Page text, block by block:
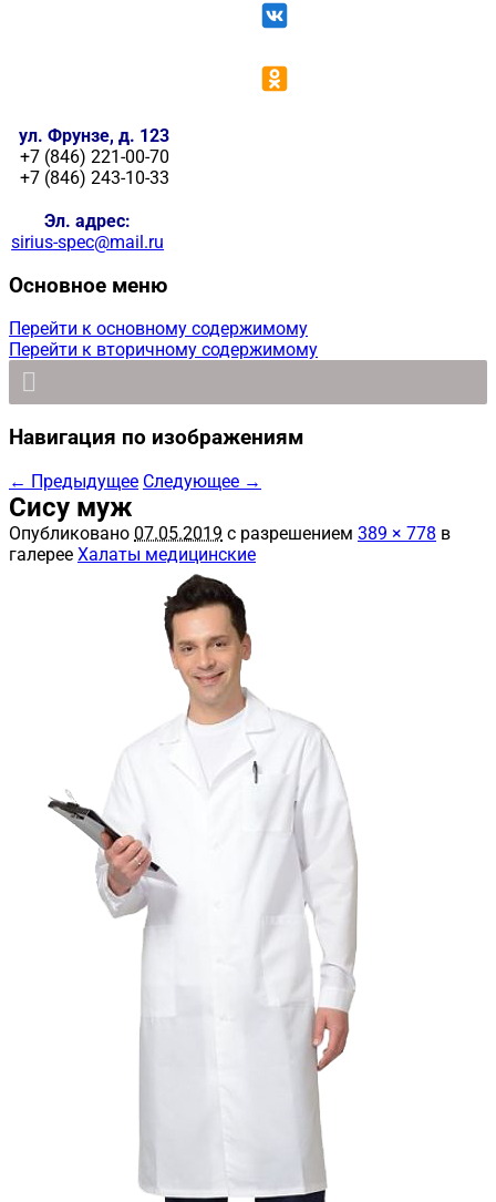
ул. Фрунзе, д. 123
+7 (846) 221-00-70
+7 (846) 243-10-33
Эл. адрес:
sirius-spec@mail.ru
Основное меню
Перейти к основному содержимому
Перейти к вторичному содержимому
Навигация по изображениям
← Предыдущее Следующее →
Сису муж
Опубликовано 07.05.2019 с разрешением 389 × 778 в
галерее Халаты медицинские